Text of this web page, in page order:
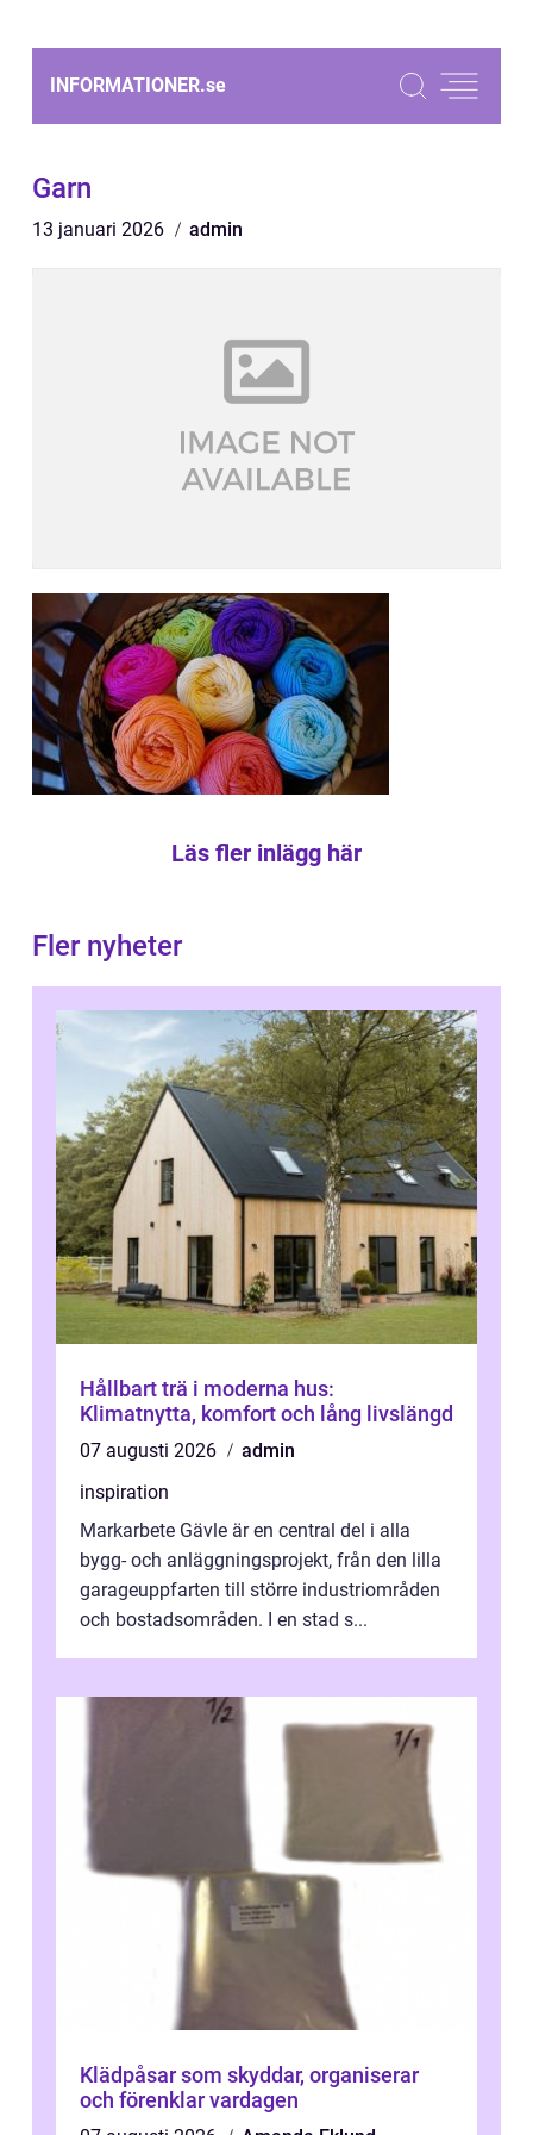
INFORMATIONER.se
Garn
13 januari 2026 admin
Läs fler inlägg här
Fler nyheter
Hållbart trä i moderna hus:
Klimatnytta, komfort och lång livslängd
07 augusti 2026
admin
inspiration
Markarbete Gävle är en central del i alla
bygg- och anläggningsprojekt, från den lilla
garageuppfarten till större industriområden
och bostadsområden. I en stad s...
Klädpåsar som skyddar, organiserar
och förenklar vardagen